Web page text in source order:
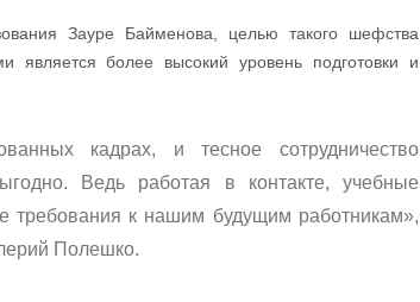
Зауре Байменова, целью такого шефства
является более высокий уровень подготовки и
кадрах, и тесное сотрудничество
Ведь работая в контакте, учебные
требования к нашим будущим работникам»,
Полешко.